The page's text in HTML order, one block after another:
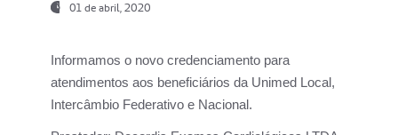
01 de abril, 2020
Informamos o novo credenciamento para
atendimentos aos beneficiários da Unimed Local,
Intercâmbio Federativo e Nacional.